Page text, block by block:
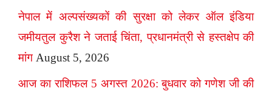
नेपाल में अल्पसंख्यकों की सुरक्षा को लेकर ऑल इंडिया
जमीयतुल कुरैश ने जताई चिंता, प्रधानमंत्री से हस्तक्षेप की
मांग August 5, 2026
आज का राशिफल 5 अगस्त 2026: बुधवार को गणेश जी की